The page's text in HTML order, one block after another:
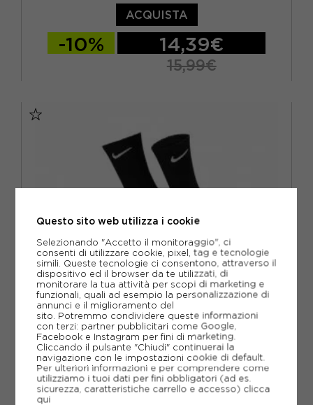
ACQUISTA
-10% 14,39€
15,99€
NIKE
NIKE CALZE EVERYDAY NERO
Questo sito web utilizza i cookie
Selezionando "Accetto il monitoraggio", ci
consenti di utilizzare cookie, pixel, tag e tecnologie
simili. Queste tecnologie ci consentono, attraverso il
dispositivo ed il browser da te utilizzati, di
monitorare la tua attività per scopi di marketing e
funzionali, quali ad esempio la personalizzazione di
annunci e il miglioramento del
sito. Potremmo condividere queste informazioni
con terzi: partner pubblicitari come Google,
Facebook e Instagram per fini di marketing.
Cliccando il pulsante "Chiudi" continuerai la
navigazione con le impostazioni cookie di default.
Per ulteriori informazioni e per comprendere come
utilizziamo i tuoi dati per fini obbligatori (ad es.
sicurezza, caratteristiche carrello e accesso) clicca
qui